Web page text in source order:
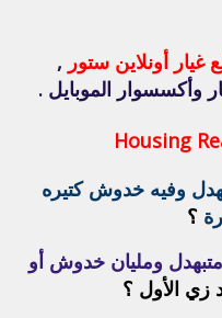
غيار أونلاين ستور ,
الموبايل .
Housing
وفيه خدوش كتيره
؟
ومليان خدوش أو
زي الأول ؟